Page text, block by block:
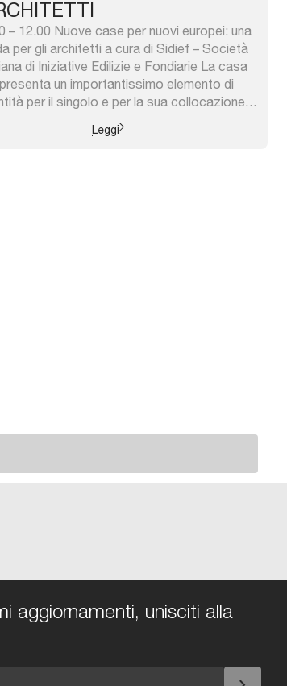
– 12.00 Nuove case per nuovi europei: una
per gli architetti a cura di Sidief – Società
di Iniziative Edilizie e Fondiarie La casa
un importantissimo elemento di
per il singolo e per la sua collocazione
società. A fronte dei mutamenti sociali,
economici che la società sta
Leggi
aggiornamenti, unisciti alla